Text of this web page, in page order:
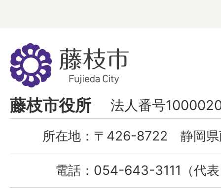
藤
枝
市
Fujieda
City
藤枝市役所 法人番号
所在地： 〒426-8722 静岡県
電話： 054-643-3111（代